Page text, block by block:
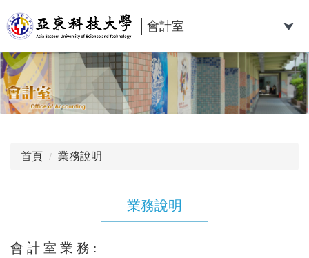
到
主
要
內
容
區
會計室
首頁 業務說明
業務說明
會 計 室 業 務 :